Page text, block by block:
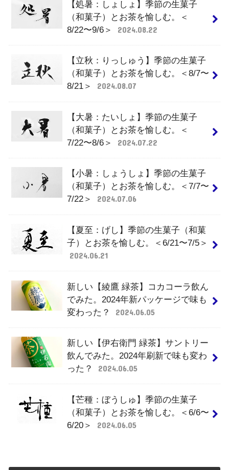
【処暑：しょしょ】季節の生菓子
（和菓子）とお茶を愉しむ。＜
8/22〜9/6＞
2024.08.22
【立秋：りっしゅう】季節の生菓子
（和菓子）とお茶を愉しむ。＜8/7〜
8/21＞
2024.08.07
【大暑：たいしょ】季節の生菓子
（和菓子）とお茶を愉しむ。＜
7/22〜8/6＞
2024.07.22
【小暑：しょうしょ】季節の生菓子
（和菓子）とお茶を愉しむ。＜7/7〜
7/22＞
2024.07.06
【夏至：げし】季節の生菓子（和菓
子）とお茶を愉しむ。＜6/21〜7/5＞
2024.06.21
新しい【綾鷹 緑茶】コカコーラ飲ん
でみた。2024年新パッケージで味も
変わった？
2024.06.05
新しい【伊右衛門 緑茶】サントリー
飲んでみた。2024年刷新で味も変わ
った？
2024.06.05
【芒種：ぼうしゅ】季節の生菓子
（和菓子）とお茶を愉しむ。＜6/6〜
6/20＞
2024.06.05